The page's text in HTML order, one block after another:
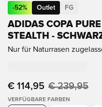
-52% Outlet FG
ADIDAS COPA
STEALTH -
Nur für Naturrasen
€ 114,95 € 239,95
VERFÜGBARE FARBEN